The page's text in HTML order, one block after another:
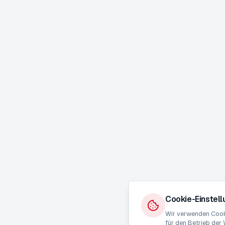
Cookie-
Wir verwenden
für den Betrieb der